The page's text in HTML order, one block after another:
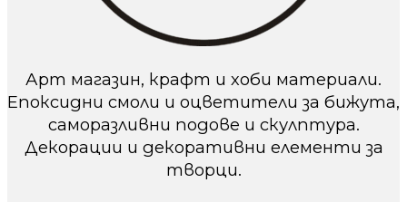
Арт магазин, крафт и хоби материали.
Епоксидни смоли и оцветители за бижута,
саморазливни подове и скулптура.
Декорации и декоративни елементи за
творци.